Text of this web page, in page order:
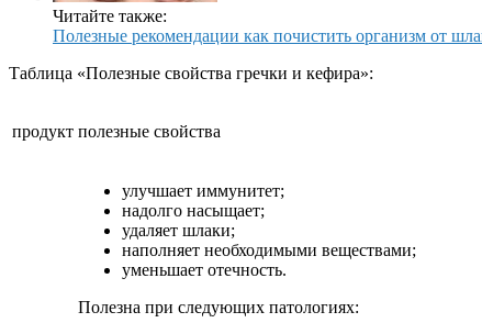
Читайте также:
Полезные рекомендации как почистить организм от
Таблица «Полезные свойства гречки и кефира»:
продукт полезные свойства
улучшает иммунитет;
надолго насыщает;
удаляет шлаки;
наполняет необходимыми веществами;
уменьшает отечность.
Полезна при следующих патологиях: